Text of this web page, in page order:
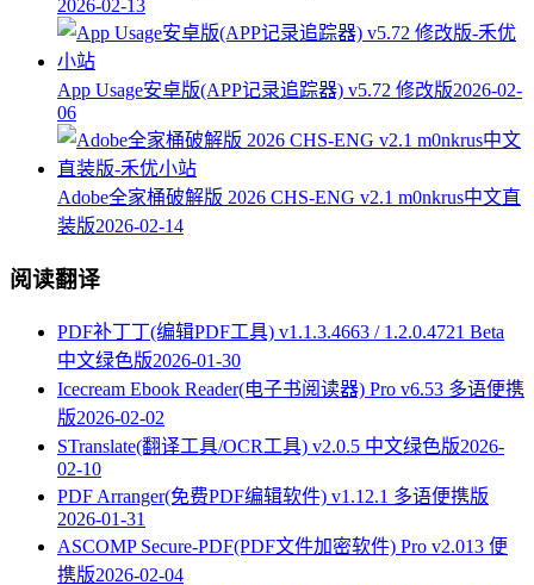
2026-02-13
App Usage安卓版(APP记录追踪器) v5.72 修改版2026-02-
06
Adobe全家桶破解版 2026 CHS-ENG v2.1 m0nkrus中文直
装版2026-02-14
阅读翻译
PDF补丁丁(编辑PDF工具) v1.1.3.4663 / 1.2.0.4721 Beta
中文绿色版2026-01-30
Icecream Ebook Reader(电子书阅读器) Pro v6.53 多语便携
版2026-02-02
STranslate(翻译工具/OCR工具) v2.0.5 中文绿色版2026-
02-10
PDF Arranger(免费PDF编辑软件) v1.12.1 多语便携版
2026-01-31
ASCOMP Secure-PDF(PDF文件加密软件) Pro v2.013 便
携版2026-02-04